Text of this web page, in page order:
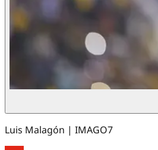
Luis Malagón | IMAGO7